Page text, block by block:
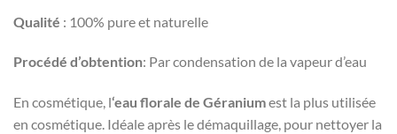
Qualité : 100% pure et naturelle
Procédé d’obtention: Par condensation de la vapeur d’eau
En cosmétique, l‘eau florale de Géraniumest la plus utilisée
en cosmétique. Idéale après le démaquillage, pour nettoyer la